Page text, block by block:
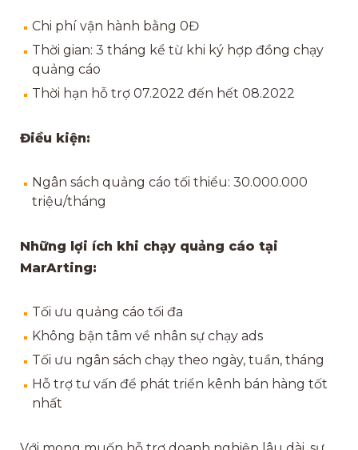
Chi phí vận hành bằng 0Đ
Thời gian: 3 tháng kể từ khi ký hợp đồng chạy
quảng cáo
Thời hạn hỗ trợ 07.2022 đến hết 08.2022
Điều kiện:
Ngân sách quảng cáo tối thiểu: 30.000.000
triệu/tháng
Những lợi ích khi chạy quảng cáo tại
MarArting:
Tối ưu quảng cáo tối đa
Không bận tâm về nhân sự chạy ads
Tối ưu ngân sách chạy theo ngày, tuần, tháng
Hỗ trợ tư vấn để phát triển kênh bán hàng tốt
nhất